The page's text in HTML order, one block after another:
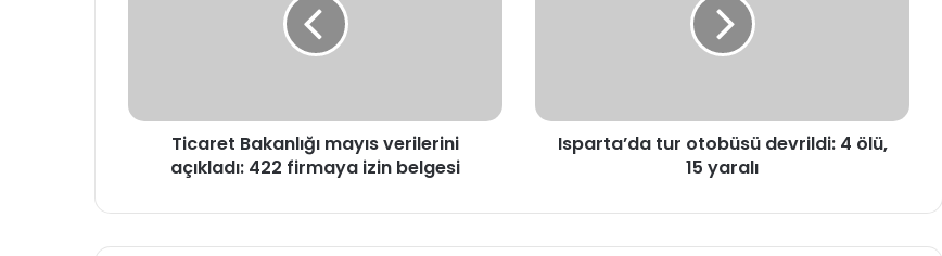
belgesi
Ticaret Bakanlığı mayıs verilerini
açıkladı: 422 firmaya izin belgesi
Isparta’da tur otobüsü devrildi: 4 ölü,
15 yaralı